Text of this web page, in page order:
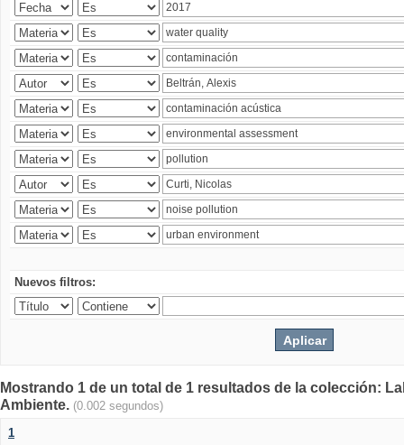
Nuevos filtros:
Mostrando 1 de un total de 1 resultados de la colección:
Ambiente. (0.002 segundos)
1